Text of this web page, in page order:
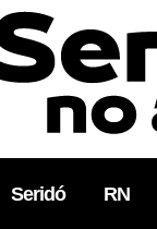
Seridó RN